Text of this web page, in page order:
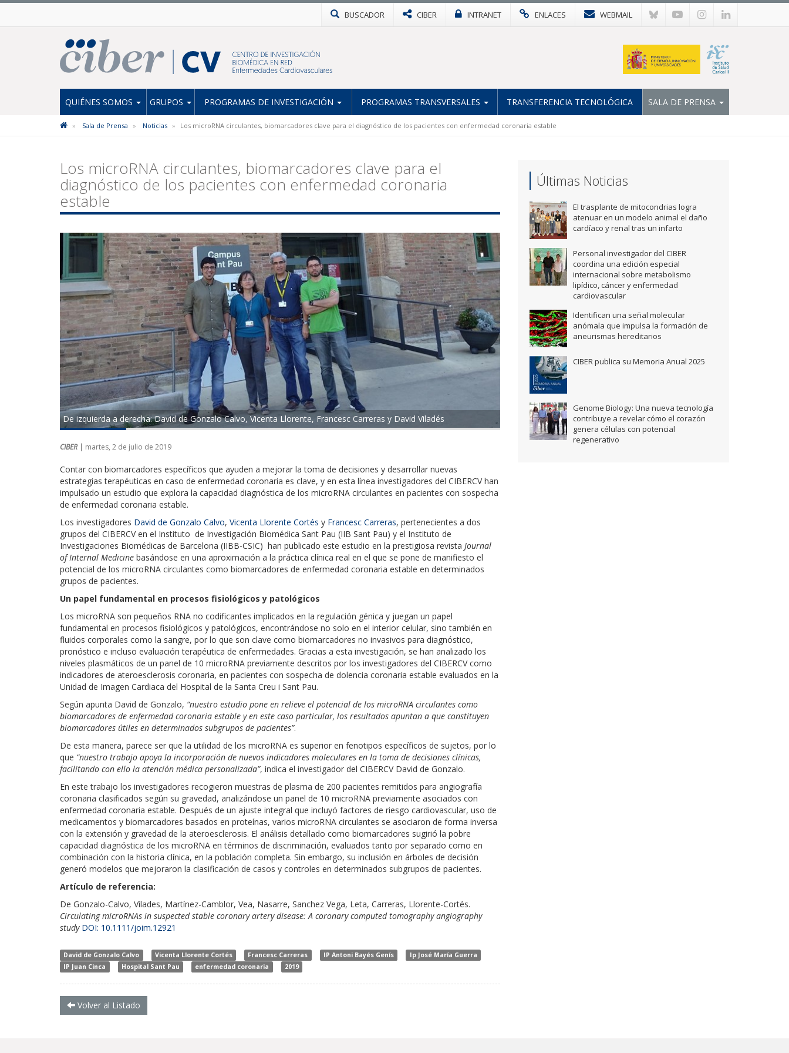
BUSCADOR CIBER INTRANET ENLACES WEBMAIL
QUIÉNES SOMOS GRUPOS PROGRAMAS DE INVESTIGACIÓN PROGRAMAS TRANSVERSALES TRANSFERENCIA TECNOLÓGICA SALA DE PRENSA
Sala de Prensa Noticias Los microRNA circulantes, biomarcadores clave para el diagnóstico de los pacientes con enfermedad coronaria estable
Los microRNA circulantes, biomarcadores clave para el
diagnóstico de los pacientes con enfermedad coronaria
estable
De izquierda a derecha: David de Gonzalo Calvo, Vicenta Llorente, Francesc Carreras y David Viladés
CIBER | martes, 2 de julio de 2019
Contar con biomarcadores específicos que ayuden a mejorar la toma de decisiones y desarrollar nuevas
estrategias terapéuticas en caso de enfermedad coronaria es clave, y en esta línea investigadores del CIBERCV han
impulsado un estudio que explora la capacidad diagnóstica de los microRNA circulantes en pacientes con sospecha
de enfermedad coronaria estable.
Los investigadores David de Gonzalo Calvo, Vicenta Llorente Cortés y Francesc Carreras, pertenecientes a dos
grupos del CIBERCV en el Instituto de Investigación Biomédica Sant Pau (IIB Sant Pau) y el Instituto de
Investigaciones Biomédicas de Barcelona (IIBB-CSIC) han publicado este estudio en la prestigiosa revista Journal
of Internal Medicine basándose en una aproximación a la práctica clínica real en el que se pone de manifiesto el
potencial de los microRNA circulantes como biomarcadores de enfermedad coronaria estable en determinados
grupos de pacientes.
Un papel fundamental en procesos fisiológicos y patológicos
Los microRNA son pequeños RNA no codificantes implicados en la regulación génica y juegan un papel
fundamental en procesos fisiológicos y patológicos, encontrándose no solo en el interior celular, sino también en
fluidos corporales como la sangre, por lo que son clave como biomarcadores no invasivos para diagnóstico,
pronóstico e incluso evaluación terapéutica de enfermedades. Gracias a esta investigación, se han analizado los
niveles plasmáticos de un panel de 10 microRNA previamente descritos por los investigadores del CIBERCV como
indicadores de ateroesclerosis coronaria, en pacientes con sospecha de dolencia coronaria estable evaluados en la
Unidad de Imagen Cardiaca del Hospital de la Santa Creu i Sant Pau.
Según apunta David de Gonzalo, “nuestro estudio pone en relieve el potencial de los microRNA circulantes como
biomarcadores de enfermedad coronaria estable y en este caso particular, los resultados apuntan a que constituyen
biomarcadores útiles en determinados subgrupos de pacientes”.
De esta manera, parece ser que la utilidad de los microRNA es superior en fenotipos específicos de sujetos, por lo
que “nuestro trabajo apoya la incorporación de nuevos indicadores moleculares en la toma de decisiones clínicas,
facilitando con ello la atención médica personalizada”, indica el investigador del CIBERCV David de Gonzalo.
En este trabajo los investigadores recogieron muestras de plasma de 200 pacientes remitidos para angiografía
coronaria clasificados según su gravedad, analizándose un panel de 10 microRNA previamente asociados con
enfermedad coronaria estable. Después de un ajuste integral que incluyó factores de riesgo cardiovascular, uso de
medicamentos y biomarcadores basados en proteínas, varios microRNA circulantes se asociaron de forma inversa
con la extensión y gravedad de la ateroesclerosis. El análisis detallado como biomarcadores sugirió la pobre
capacidad diagnóstica de los microRNA en términos de discriminación, evaluados tanto por separado como en
combinación con la historia clínica, en la población completa. Sin embargo, su inclusión en árboles de decisión
generó modelos que mejoraron la clasificación de casos y controles en determinados subgrupos de pacientes.
Artículo de referencia:
De Gonzalo-Calvo, Vilades, Martínez-Camblor, Vea, Nasarre, Sanchez Vega, Leta, Carreras, Llorente-Cortés.
Circulating microRNAs in suspected stable coronary artery disease: A coronary computed tomography angiography
study DOI: 10.1111/joim.12921
David de Gonzalo Calvo Vicenta Llorente Cortés Francesc Carreras IP Antoni Bayés Genís
Ip José María Guerra
IP Juan Cinca
Hospital Sant Pau enfermedad coronaria 2019
Volver al Listado
Últimas Noticias
El trasplante de mitocondrias logra
atenuar en un modelo animal el daño
cardíaco y renal tras un infarto
Personal investigador del CIBER
coordina una edición especial
internacional sobre metabolismo
lipídico, cáncer y enfermedad
cardiovascular
Identifican una señal molecular
anómala que impulsa la formación de
aneurismas hereditarios
CIBER publica su Memoria Anual 2025
Genome Biology: Una nueva tecnología
contribuye a revelar cómo el corazón
genera células con potencial
regenerativo